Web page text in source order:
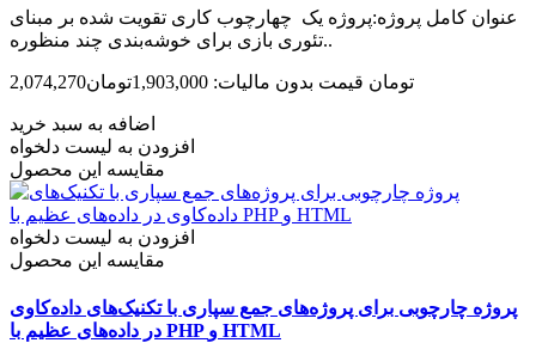
عنوان کامل پروژه:پروژه یک چهارچوب کاری تقویت شده بر مبنای
تئوری بازی برای خوشه‌بندی چند منظوره..
2,074,270تومان قیمت بدون مالیات: 1,903,000تومان
اضافه به سبد خرید
افزودن به لیست دلخواه
مقایسه این محصول
افزودن به لیست دلخواه
مقایسه این محصول
پروژه چارچوبی برای پروژه‌های جمع سپاری با تکنیک‌های داده‌کاوی
در داده‌های عظیم با PHP و HTML